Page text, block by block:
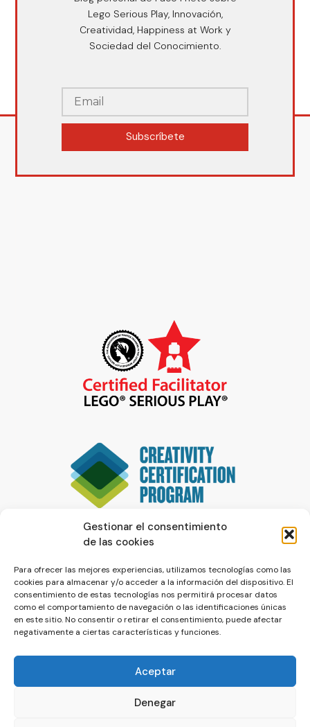
Gestionar el consentimiento
de las cookies
Para ofrecer las mejores experiencias, utilizamos tecnologías como las
cookies para almacenar y/o acceder a la información del dispositivo. El
consentimiento de estas tecnologías nos permitirá procesar datos
como el comportamiento de navegación o las identificaciones únicas
en este sitio. No consentir o retirar el consentimiento, puede afectar
negativamente a ciertas características y funciones.
Aceptar
Denegar
Lego Serious Play, Innovación,
Creatividad, Happiness at Work y
Sociedad del Conocimiento.
Subscríbete